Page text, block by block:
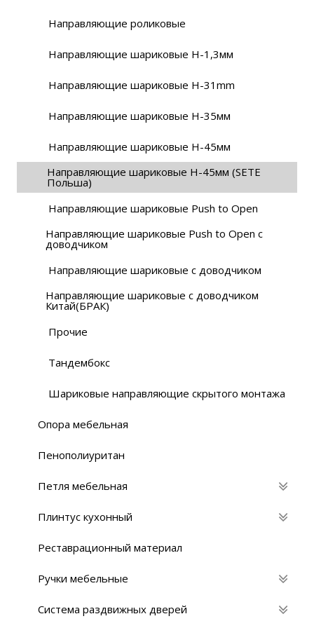
Направляющие роликовые
Направляющие шариковые H-1,3мм
Направляющие шариковые H-31mm
Направляющие шариковые H-35мм
Направляющие шариковые H-45мм
Направляющие шариковые H-45мм (SETE
Польша)
Направляющие шариковые Push to Open
Направляющие шариковые Push to Open с
доводчиком
Направляющие шариковые с доводчиком
Направляющие шариковые с доводчиком
Китай(БРАК)
Прочие
Тандембокс
Шариковые направляющие скрытого монтажа
Опора мебельная
Пенополиуритан
Петля мебельная
Плинтус кухонный
Реставрационный материaл
Ручки мебельные
Система раздвижных дверей